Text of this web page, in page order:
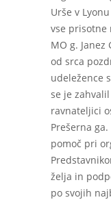
Urše v
vse prisotne
MO g.
od srca
udeležence
se je
ravnateljici
Prešerna
pomoč pri
želja in
po svojih